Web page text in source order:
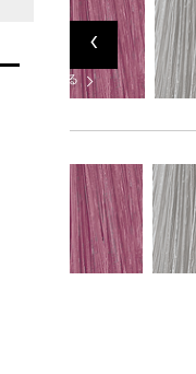
‹
フェミニティピンク
STYLEを見る